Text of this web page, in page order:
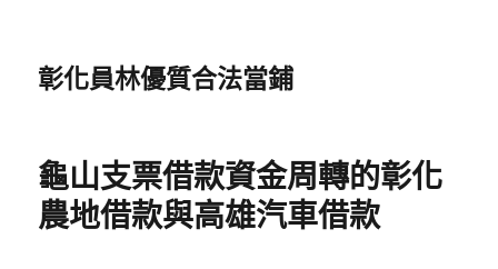
彰化員林優質合法當鋪
龜山支票借款資金周轉的彰化
農地借款與高雄汽車借款